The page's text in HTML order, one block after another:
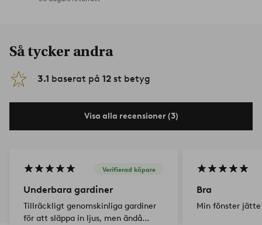
Så tycker andra
3.1 baserat på 12 st betyg
Visa alla recensioner (3)
Verifierad köpare
Underbara gardiner
Tillräckligt genomskinliga gardiner
för att släppa in ljus, men ändå
Bra
Min fönster jätte